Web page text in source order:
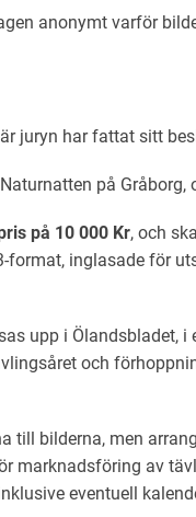
anonymt varför
juryn har fattat sitt
på Gråborg,
på 10 000 Kr, och
format, inglasade för
upp i Ölandsbladet, i
och
till bilderna, men
marknadsföring av
eventuell